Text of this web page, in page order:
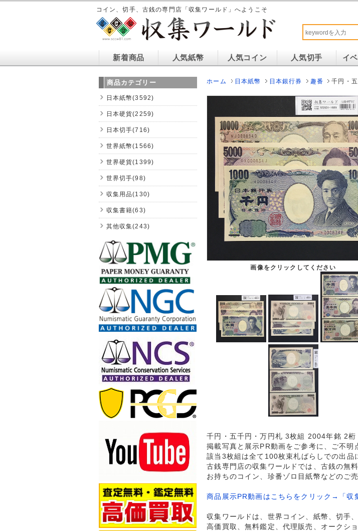
コイン、切手、古銭の専門店「収集ワールド」へようこそ
新着商品 人気紙幣 人気コイン 人気切手 イ
ホーム 日本紙幣 日本銀行券 趣番 千円・
画像をクリックしてください
千円・五千円・万円札 3枚組 2004年銘 2
掲載写真と展示PR動画をご参考に、ご不明
該当3枚組は全て100枚束札ばらしでの出品
古銭専門店の収集ワールドでは、古銭の無
お持ちのコイン、珍番ゾロ目紙幣などのご
商品展示PR動画はこちらをクリック→「収
収集ワールドは、世界コイン、紙幣、切手
高価買取、無料鑑定、代理販売、オークシ
商品カテゴリー
日本紙幣(3592)
日本硬貨(2259)
日本切手(716)
世界紙幣(1566)
世界硬貨(1399)
世界切手(98)
収集用品(130)
収集書籍(63)
其他収集(243)